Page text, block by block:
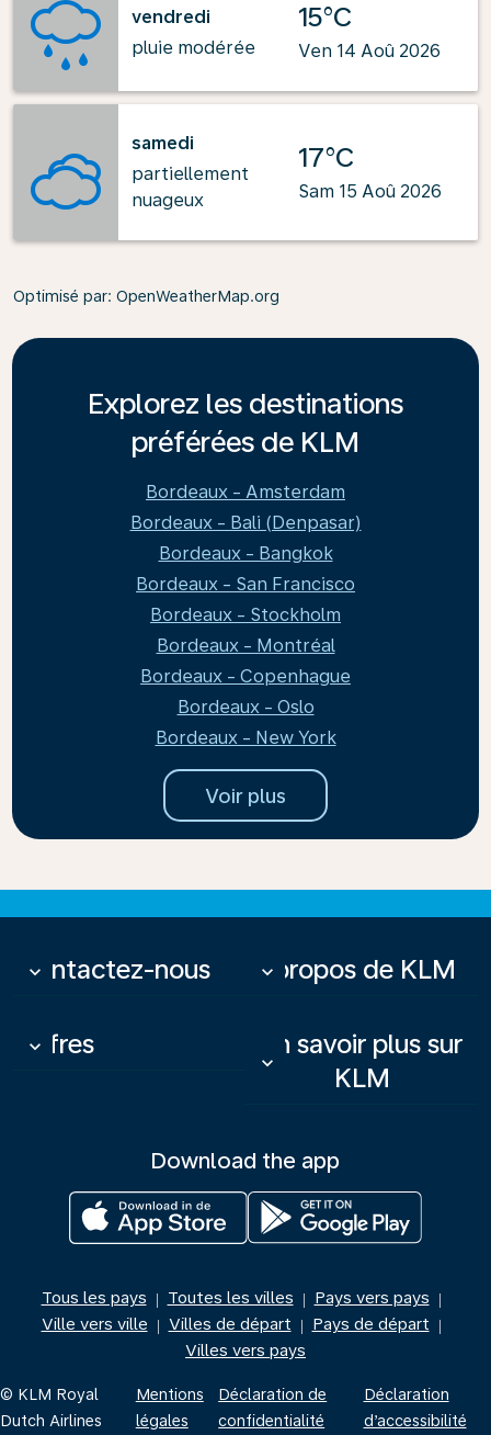
vendredi
pluie modérée
15°C
Ven 14 Aoû 2026
samedi
partiellement
nuageux
17°C
Sam 15 Aoû 2026
Optimisé par: OpenWeatherMap.org
Explorez les destinations
préférées de KLM
Bordeaux - Amsterdam
Bordeaux - Bali (Denpasar)
Bordeaux - Bangkok
Bordeaux - San Francisco
Bordeaux - Stockholm
Bordeaux - Montréal
Bordeaux - Copenhague
Bordeaux - Oslo
Bordeaux - New York
Voir plus
Contactez-nous
keyboard_arrow_down À propos de KLM
keyboard_arrow_down
Offres
keyboard_arrow_down
En savoir plus sur
KLM
keyboard_arrow_down
Download the app
Tous les pays | Toutes les villes | Pays vers pays |
Ville vers ville | Villes de départ | Pays de départ |
Villes vers pays
© KLM Royal
Dutch Airlines
Mentions
légales
Déclaration de
confidentialité
Déclaration
d’accessibilité